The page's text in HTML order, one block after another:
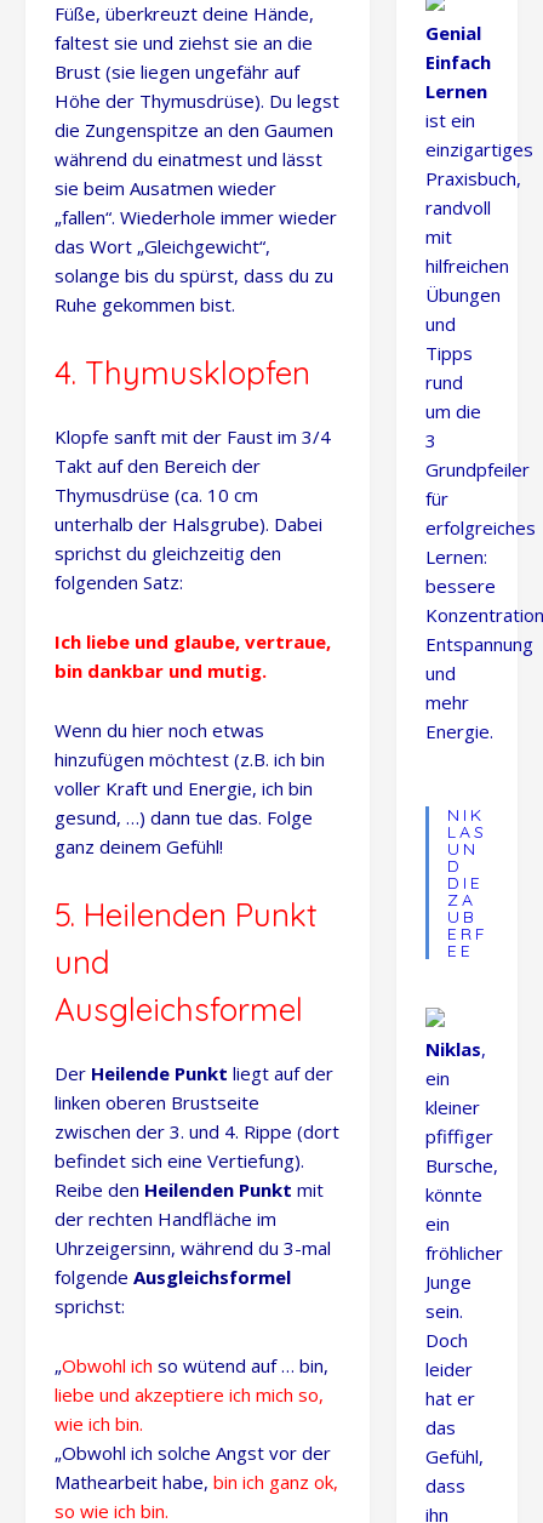
Füße, überkreuzt deine Hände,
faltest sie und ziehst sie an die
Brust (sie liegen ungefähr auf
Höhe der Thymusdrüse). Du legst
die Zungenspitze an den Gaumen
während du einatmest und lässt
sie beim Ausatmen wieder
„fallen“. Wiederhole immer wieder
das Wort „Gleichgewicht“,
solange bis du spürst, dass du zu
Ruhe gekommen bist.
4. Thymusklopfen
Klopfe sanft mit der Faust im 3/4
Takt auf den Bereich der
Thymusdrüse (ca. 10 cm
unterhalb der Halsgrube). Dabei
sprichst du gleichzeitig den
folgenden Satz:
Ich liebe und glaube, vertraue,
bin dankbar und mutig.
Wenn du hier noch etwas
hinzufügen möchtest (z.B. ich bin
voller Kraft und Energie, ich bin
gesund, …) dann tue das. Folge
ganz deinem Gefühl!
5. Heilenden Punkt
und
Ausgleichsformel
Der Heilende Punkt liegt auf der
linken oberen Brustseite
zwischen der 3. und 4. Rippe (dort
befindet sich eine Vertiefung).
Reibe den Heilenden Punkt mit
der rechten Handfläche im
Uhrzeigersinn, während du 3-mal
folgende Ausgleichsformel
sprichst:
„Obwohl ich so wütend auf … bin,
liebe und akzeptiere ich mich so,
wie ich bin.
„Obwohl ich solche Angst vor der
Mathearbeit habe, bin ich ganz ok,
so wie ich bin.
Genial
Einfach
Lernen
ist ein
einzigartiges
Praxisbuch,
randvoll
mit
hilfreichen
Übungen
und
Tipps
rund
um die
3
Grundpfeiler
für
erfolgreiches
Lernen:
bessere
Entspannung
und
mehr
Energie.
NIK
LAS
UN
D
DIE
ZA
UB
ERF
EE
Niklas,
ein
kleiner
pfiffiger
Bursche,
könnte
ein
fröhlicher
Junge
sein.
Doch
leider
hat er
das
Gefühl,
dass
ihn